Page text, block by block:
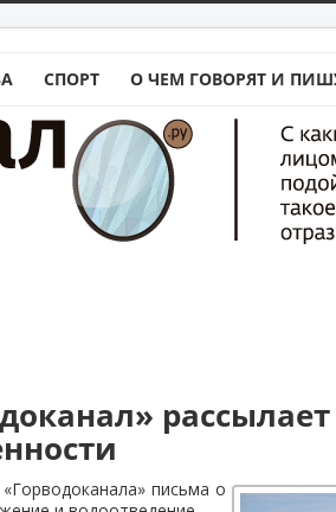
СПОРТ О ЧЕМ ГОВОРЯТ И
письма о